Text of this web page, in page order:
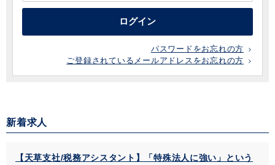
ログイン
パスワードをお忘れの方
ご登録されているメールアドレスをお忘れの方
新着求人
【天草支社/税務アシスタント】「特殊法人に強い」という